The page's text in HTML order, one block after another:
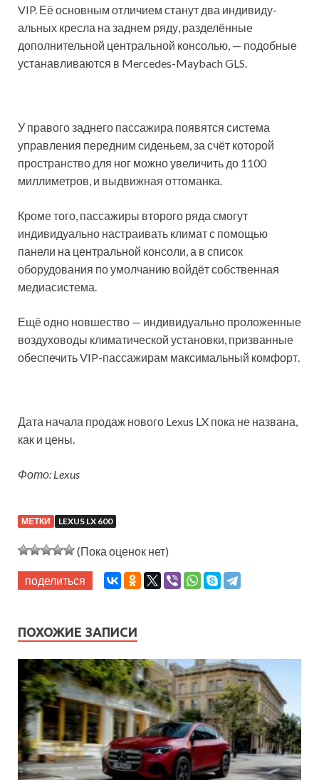
VIP. Её основным отличием станут два индивиду­
альных кресла на заднем ряду, разделённые
дополни­тельной центральной консолью, — подобные
устанавли­ваются в Mercedes-Maybach GLS.
У правого заднего пассажира появятся система
управления передним сиденьем, за счёт которой
пространство для ног можно увеличить до 1100
милли­метров, и выдвижная оттоманка.
Кроме того, пассажиры второго ряда смогут
индивиду­ально настраивать климат с помощью
панели на центральной консоли, а в список
оборудования по умолчанию войдёт собственная
медиасистема.
Ещё одно новшество — индивидуально проложенные
воздуховоды климатической установки, призванные
обеспечить VIP-пассажирам максимальный комфорт.
Дата начала продаж нового Lexus LX пока не названа,
как и цены.
Фото: Lexus
МЕТКИ LEXUS LX 600
(Пока оценок нет)
поделиться
ПОХОЖИЕ ЗАПИСИ